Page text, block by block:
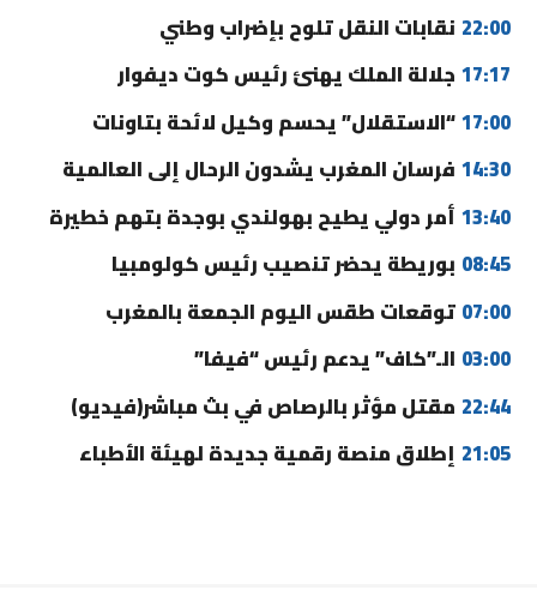
22:00 نقابات النقل تلوح بإضراب وطني
17:17 جلالة الملك يهنئ رئيس كوت ديفوار
17:00“الاستقلال” يحسم وكيل لائحة بتاونات
14:30 فرسان المغرب يشدون الرحال إلى العالمية
13:40 أمر دولي يطيح بهولندي بوجدة بتهم خطيرة
08:45 بوريطة يحضر تنصيب رئيس كولومبيا
07:00 توقعات طقس اليوم الجمعة بالمغرب
03:00 الـ”كاف” يدعم رئيس “فيفا”
22:44 مقتل مؤثر بالرصاص في بث مباشر(فيديو)
21:05 إطلاق منصة رقمية جديدة لهيئة الأطباء